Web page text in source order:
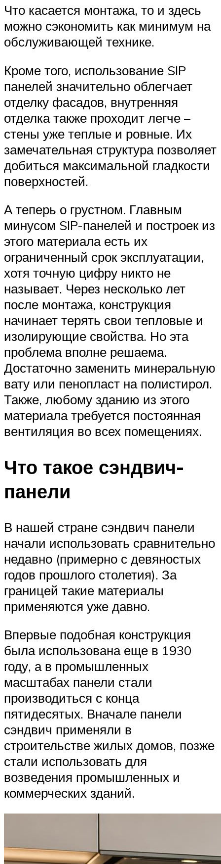
Что касается монтажа, то и здесь
можно сэкономить как минимум на
обслуживающей технике.
Кроме того, использование SIP
панелей значительно облегчает
отделку фасадов, внутренняя
отделка также проходит легче –
стены уже теплые и ровные. Их
замечательная структура позволяет
добиться максимальной гладкости
поверхностей.
А теперь о грустном. Главным
минусом SIP-панелей и построек из
этого материала есть их
ограниченный срок эксплуатации,
хотя точную цифру никто не
называет. Через несколько лет
после монтажа, конструкция
начинает терять свои тепловые и
изолирующие свойства. Но эта
проблема вполне решаема.
Достаточно заменить минеральную
вату или пенопласт на полистирол.
Также, любому зданию из этого
материала требуется постоянная
вентиляция во всех помещениях.
Что такое сэндвич-
панели
В нашей стране сэндвич панели
начали использовать сравнительно
недавно (примерно с девяностых
годов прошлого столетия). За
границей такие материалы
применяются уже давно.
Впервые подобная конструкция
была использована еще в 1930
году, а в промышленных
масштабах панели стали
производиться с конца
пятидесятых. Вначале панели
сэндвич применяли в
строительстве жилых домов, позже
стали использовать для
возведения промышленных и
коммерческих зданий.